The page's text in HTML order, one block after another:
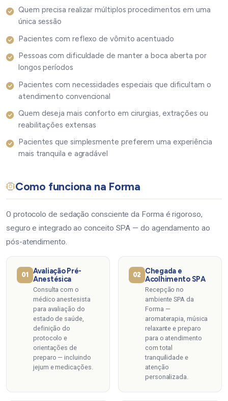
Quem precisa realizar múltiplos procedimentos em uma
única sessão
Pacientes com reflexo de vômito acentuado
Pessoas com dificuldade de manter a boca aberta por
longos períodos
Pacientes com necessidades especiais que dificultam o
atendimento convencional
Quem deseja mais conforto em cirurgias, extrações ou
reabilitações extensas
Pacientes que simplesmente preferem uma experiência
mais tranquila e agradável
Como funciona na Forma
O protocolo de sedação consciente da Forma é rigoroso,
seguro e integrado ao conceito SPA — do agendamento ao
pós-atendimento.
01
Avaliação Pré-
Anestésica
Consulta com o
médico anestesista
para avaliação do
estado de saúde,
definição do
protocolo e
orientações de
preparo — incluindo
jejum e medicações.
02
Chegada e
Acolhimento SPA
Recepção no
ambiente SPA da
Forma —
aromaterapia, música
relaxante e preparo
para o atendimento
com total
tranquilidade e
atenção
personalizada.